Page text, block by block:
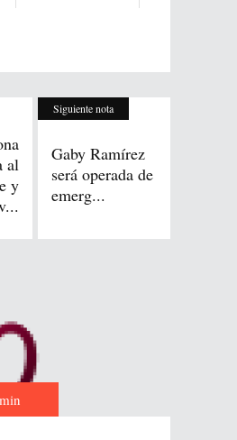
al
y
Siguiente nota
Gaby Ramírez
será operada de
emerg...